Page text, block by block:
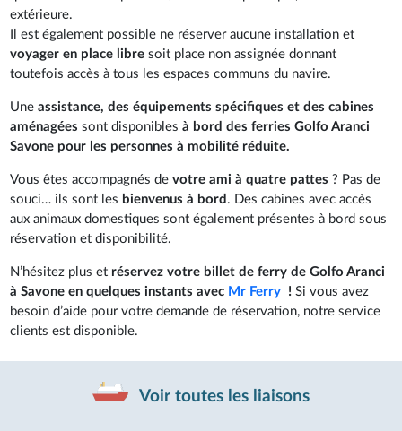
extérieure.
Il est également possible ne réserver aucune installation et
voyager en place libre soit place non assignée donnant
toutefois accès à tous les espaces communs du navire.
Une assistance, des équipements spécifiques et des cabines
aménagées sont disponiblesà bord des ferries Golfo Aranci
Savone pour les personnes à mobilité réduite.
Vous êtes accompagnés devotre ami à quatre pattes ? Pas de
souci… ils sont les bienvenus à bord . Des cabines avec accès
aux animaux domestiques sont également présentes à bord sous
réservation et disponibilité.
N’hésitez plus et réservez votre billet de ferry de Golfo Aranci
à Savone en quelques instants avec Mr Ferry !Si vous avez
besoin d’aide pour votre demande de réservation, notre service
clients est disponible.
Voir toutes les liaisons